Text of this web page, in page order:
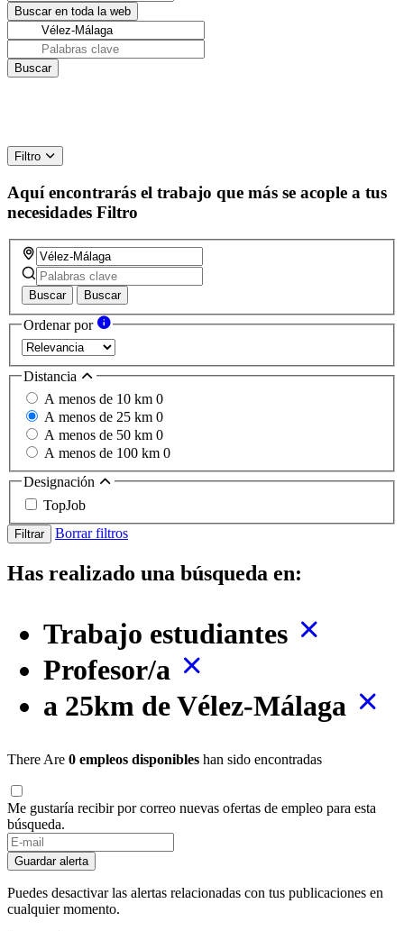
Filtro
Aquí encontrarás el trabajo que más se acople a tus
necesidades Filtro
Buscar Buscar
Ordenar por
Distancia
A menos de 10 km 0
A menos de 25 km 0
A menos de 50 km 0
A menos de 100 km 0
Designación
TopJob
Filtrar Borrar filtros
Has realizado una búsqueda en:
Trabajo estudiantes
Profesor/a
a 25km de Vélez-Málaga
There Are 0 empleos disponibles han sido encontradas
Me gustaría recibir por correo nuevas ofertas de empleo para esta
búsqueda.
If
you
are
a
human,
ignore
Guardar alerta
Puedes desactivar las alertas relacionadas con tus publicaciones en
cualquier momento.